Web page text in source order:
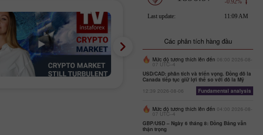
Các phân tích hàng đầu
Mức độ tương thích lên đến 06:00 2026-08-
07 UTC--4
USD/CAD: phân tích và triển vọng. Đồng đô la
Canada tiếp tục giữ lợi thế so với đô la Mỹ
12:39 2026-08-06
Fundamental analysis
Mức độ tương thích lên đến 04:00 2026-08-
07 UTC--4
GBP/USD – Ngày 6 tháng 8: Đồng Bảng vẫn
thận trọng